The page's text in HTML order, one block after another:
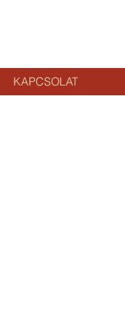
KAPCSOLAT